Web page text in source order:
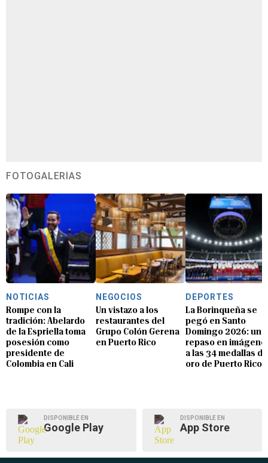
FOTOGALERÍAS
NOTICIAS
Rompe con la
tradición: Abelardo
de la Espriella toma
posesión como
presidente de
Colombia en Cali
NEGOCIOS
Un vistazo a los
restaurantes del
Grupo Colón Gerena
en Puerto Rico
DEPORTES
La Borinqueña se
pegó en Santo
Domingo 2026: un
repaso en
a las 34 medallas de
oro de Puerto Rico
DISPONIBLE EN
Google Play
DISPONIBLE EN
App Store